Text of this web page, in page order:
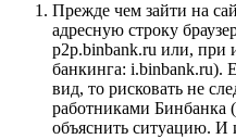
Прежде чем зайти на
адресную строку
p2p.binbank.ru или, при
банкинга: i.binbank.ru).
вид, то рисковать не
работниками Бинбанка
объяснить ситуацию. И